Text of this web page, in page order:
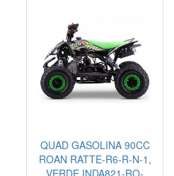
QUAD GASOLINA 90CC
ROAN RATTE-R6-R-N-1,